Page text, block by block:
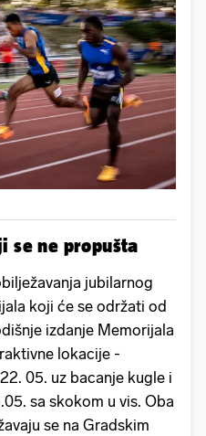
se ne propušta
jubilarnog
koji će se održati od
izdanje Memorijala
lokacije -
05. uz bacanje kugle i
sa skokom u vis. Oba
se na Gradskim